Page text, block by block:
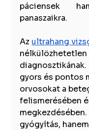
páciensek
panaszaikra.
Az ultrahang
nélkülözhetetlen
gyors és pontos
orvosokat a
felismerésében
gyógyítás,